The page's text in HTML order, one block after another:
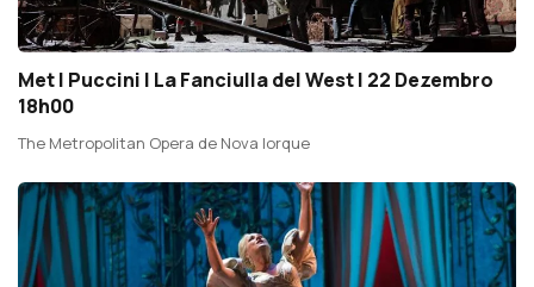
Met | Puccini | La Fanciulla del West | 22 Dezembro
18h00
The Metropolitan Opera de Nova Iorque